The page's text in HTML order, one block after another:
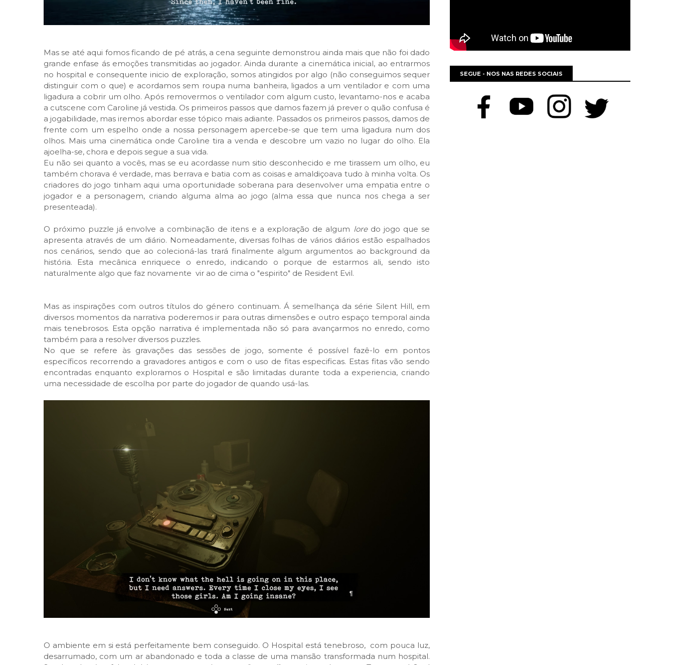
Mas se até aqui fomos ficando de pé atrás, a cena seguinte demonstrou ainda mais que não foi dado
grande enfase ás emoções transmitidas ao jogador. Ainda durante a cinemática inicial, ao entrarmos
no hospital e consequente inicio de exploração, somos atingidos por algo (não conseguimos sequer
distinguir com o que) e acordamos sem roupa numa banheira, ligados a um ventilador e com uma
ligadura a cobrir um olho. Após removermos o ventilador com algum custo, levantamo-nos e acaba
a cutscene com Caroline já vestida. Os primeiros passos que damos fazem já prever o quão confusa é
a jogabilidade, mas iremos abordar esse tópico mais adiante. Passados os primeiros passos, damos de
frente com um espelho onde a nossa personagem apercebe-se que tem uma ligadura num dos
olhos. Mais uma cinemática onde Caroline tira a venda e descobre um vazio no lugar do olho. Ela
ajoelha-se, chora e depois segue a sua vida.
Eu não sei quanto a vocês, mas se eu acordasse num sitio desconhecido e me tirassem um olho, eu
também chorava é verdade, mas berrava e batia com as coisas e amaldiçoava tudo à minha volta. Os
criadores do jogo tinham aqui uma oportunidade soberana para desenvolver uma empatia entre o
jogador e a personagem, criando alguma alma ao jogo (alma essa que nunca nos chega a ser
presenteada).
O próximo puzzle já envolve a combinação de itens e a exploração de algum loredo jogo que se
apresenta através de um diário. Nomeadamente, diversas folhas de vários diários estão espalhados
nos cenários, sendo que ao colecioná-las trará finalmente algum argumentos ao background da
história. Esta mecânica enriquece o enredo, indicando o porque de estarmos ali, sendo isto
naturalmente algo que faz novamente vir ao de cima o "espirito" de Resident Evil.
Mas as inspirações com outros títulos do género continuam. Á semelhança da série Silent Hill, em
diversos momentos da narrativa poderemos ir para outras dimensões e outro espaço temporal ainda
mais tenebrosos. Esta opção narrativa é implementada não só para avançarmos no enredo, como
também para a resolver diversos puzzles.
No que se refere às gravações das sessões de jogo, somente é possível fazê-lo em pontos
específicos recorrendo a gravadores antigos e com o uso de fitas especificas. Estas fitas vão sendo
encontradas enquanto exploramos o Hospital e são limitadas durante toda a experiencia, criando
uma necessidade de escolha por parte do jogador de quando usá-las.
O ambiente em si está perfeitamente bem conseguido. O Hospital está tenebroso, com pouca luz,
desarrumado, com um ar abandonado e toda a classe de uma mansão transformada num hospital.
SEGUE - NOS NAS REDES SOCIAIS